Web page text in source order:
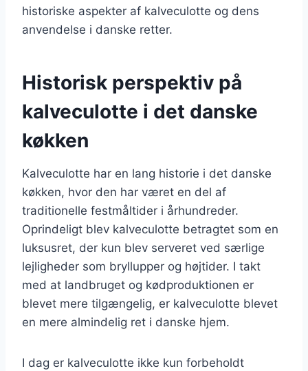
historiske aspekter af kalveculotte og dens
anvendelse i danske retter.
Historisk perspektiv på
kalveculotte i det danske
køkken
Kalveculotte har en lang historie i det danske
køkken, hvor den har været en del af
traditionelle festmåltider i århundreder.
Oprindeligt blev kalveculotte betragtet som en
luksusret, der kun blev serveret ved særlige
lejligheder som bryllupper og højtider. I takt
med at landbruget og kødproduktionen er
blevet mere tilgængelig, er kalveculotte blevet
en mere almindelig ret i danske hjem.
I dag er kalveculotte ikke kun forbeholdt